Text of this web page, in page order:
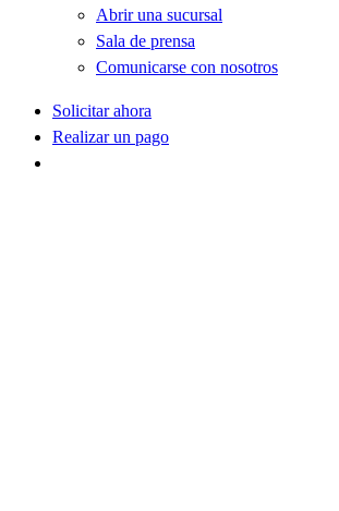
Abrir una sucursal
Sala de prensa
Comunicarse con nosotros
Solicitar ahora
Realizar un pago